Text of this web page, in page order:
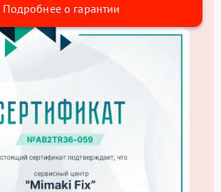
Подробнее о гарантии